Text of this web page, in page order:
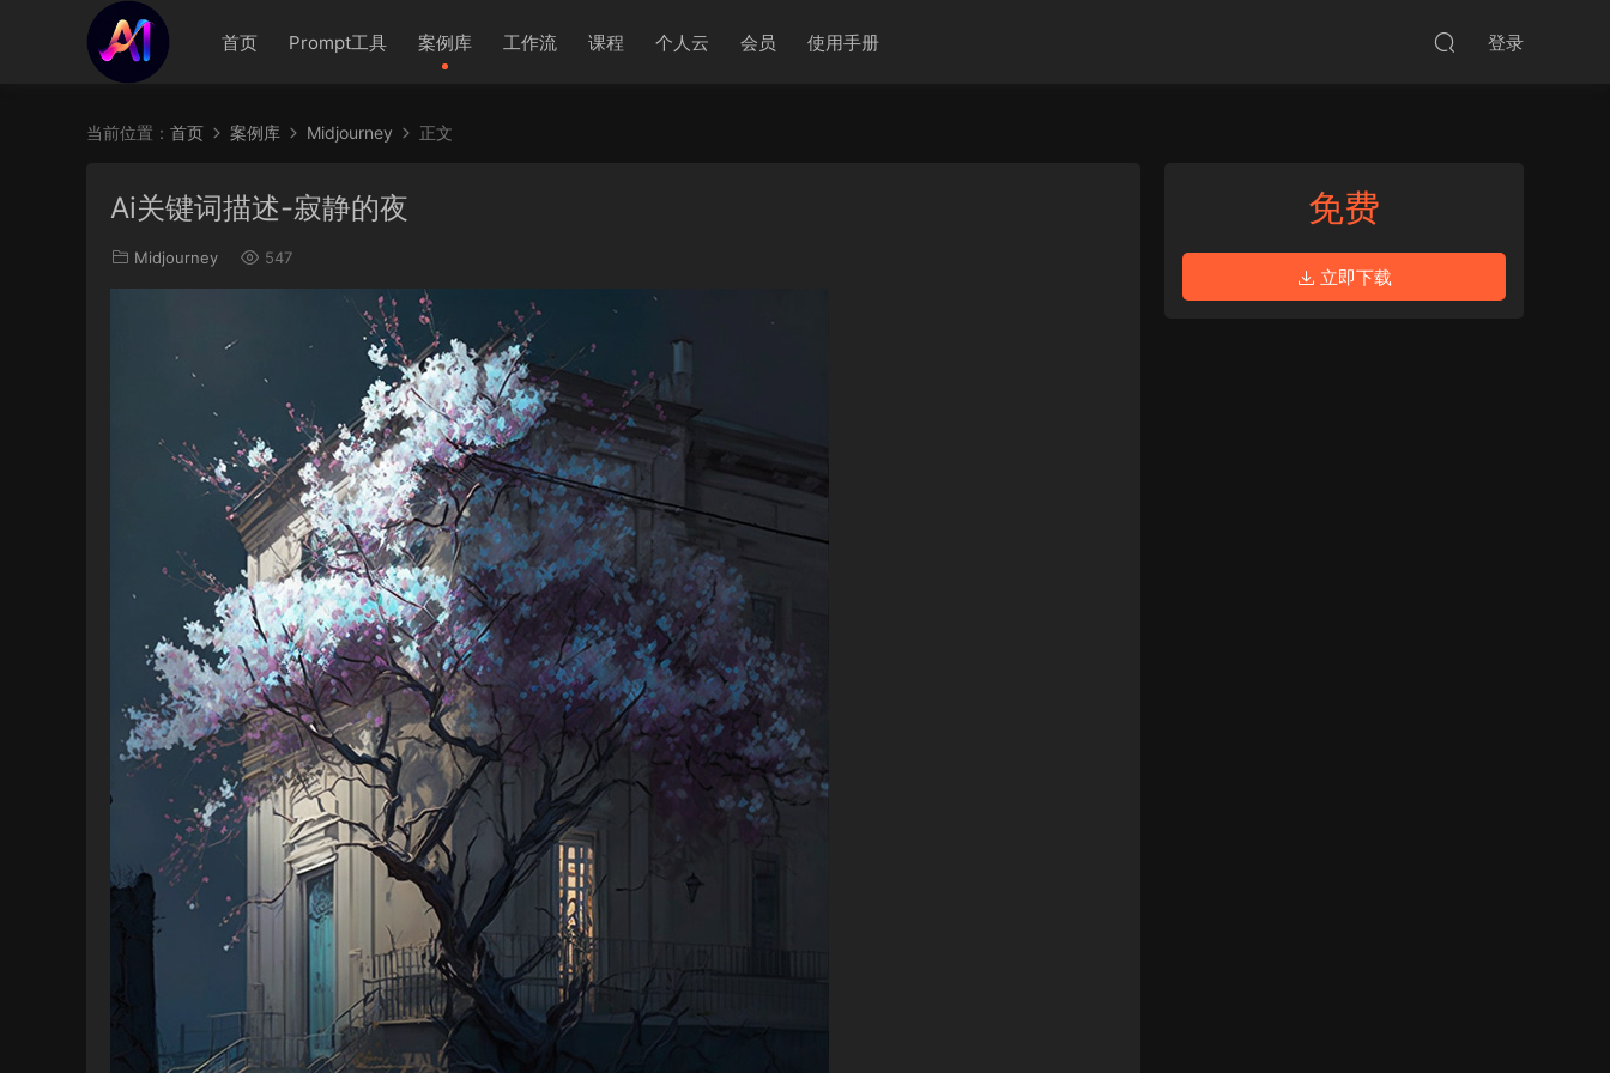
首页 Prompt工具 案例库 工作流 课程 个人云 会员 使用手册 登录
当前位置： 首页 案例库 Midjourney 正文
Ai关键词描述-寂静的夜
Midjourney 547
免费
立即下载